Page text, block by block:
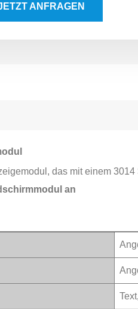
ANFRAGEN
das mit einem
an